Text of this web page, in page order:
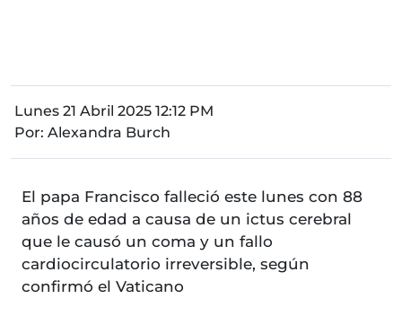
Lunes 21 Abril 2025 12:12 PM
Por: Alexandra Burch
El papa Francisco falleció este lunes con 88
años de edad a causa de un ictus cerebral
que le causó un coma y un fallo
cardiocirculatorio irreversible, según
confirmó el Vaticano